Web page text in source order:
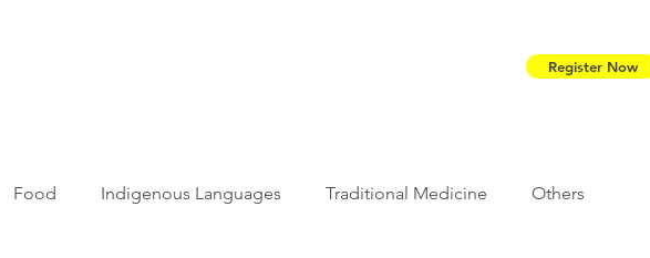
Register Now
Food Indigenous Languages Traditional Medicine Others